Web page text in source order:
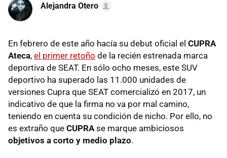
Alejandra Otero
En febrero de este año hacía su debut oficial el CUPRA
Ateca, el primer retoño de la recién estrenada marca
deportiva de SEAT. En sólo ocho meses, este SUV
deportivo ha superado las 11.000 unidades de
versiones Cupra que SEAT comercializó en 2017, un
indicativo de que la firma no va por mal camino,
teniendo en cuenta su condición de nicho. Por ello, no
es extraño que CUPRA se marque ambiciosos
objetivos a corto y medio plazo.